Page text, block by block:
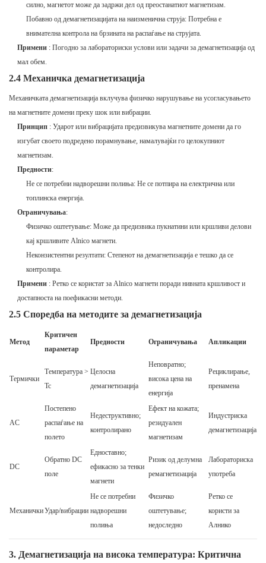
силно, магнетот може да задржи дел од преостанатиот магнетизам.
Побавно од демагнетизацијата на наизменична струја: Потребна е
внимателна контрола на брзината на распаѓање на струјата.
Примени : Погодно за лабораториски услови или задачи за демагнетизација од
мал обем.
2.4 Механичка демагнетизација
Механичката демагнетизација вклучува физичко нарушување на усогласувањето
на магнетните домени преку шок или вибрации.
Принцип : Ударот или вибрацијата предизвикува магнетните домени да го
изгубат своето подредено порамнување, намалувајќи го целокупниот
магнетизам.
Предности:
Не се потребни надворешни полиња: Не се потпира на електрична или
топлинска енергија.
Ограничувања:
Физичко оштетување: Може да предизвика пукнатини или кршливи делови
кај кршливите Alnico магнети.
Неконзистентни резултати: Степенот на демагнетизација е тешко да се
контролира.
Примени : Ретко се користат за Alnico магнети поради нивната кршливост и
достапноста на поефикасни методи.
2.5 Споредба на методите за демагнетизација
Метод
Критичен
параметар
Предности Ограничувања Апликации
Термички
Температура >
Tc
Целосна
демагнетизација
Неповратно;
висока цена на
енергија
Рециклирање,
пренамена
AC
Постепено
распаѓање на
полето
Недеструктивно;
контролирано
Ефект на кожата;
резидуален
магнетизам
Индустриска
демагнетизација
DC
Обратно DC
поле
Едноставно;
ефикасно за тенки
магнети
Ризик од делумна
ремагнетизација
Лабораториска
употреба
МеханичкиУдар/вибрации
Не се потребни
надворешни
полиња
Физичко
оштетување;
недоследно
Ретко се
користи за
Алнико
3. Демагнетизација на висока температура: Критична